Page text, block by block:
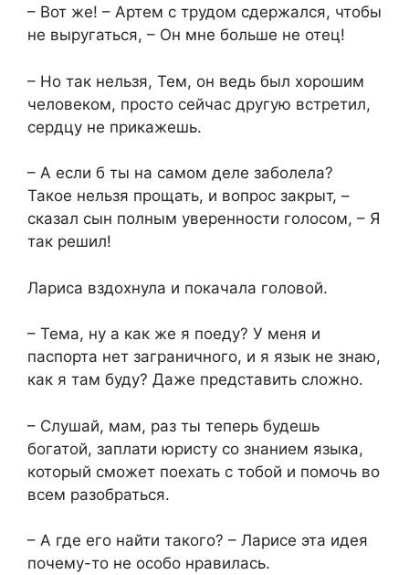
– Вот же! – Артем с трудом сдержался, чтобы
не выругаться, – Он мне больше не отец!
– Но так нельзя, Тем, он ведь был хорошим
человеком, просто сейчас другую встретил,
сердцу не прикажешь.
– А если б ты на самом деле заболела?
Такое нельзя прощать, и вопрос закрыт, –
сказал сын полным уверенности голосом, – Я
так решил!
Лариса вздохнула и покачала головой.
– Тема, ну а как же я поеду? У меня и
паспорта нет заграничного, и я язык не знаю,
как я там буду? Даже представить сложно.
– Слушай, мам, раз ты теперь будешь
богатой, заплати юристу со знанием языка,
который сможет поехать с тобой и помочь во
всем разобраться.
– А где его найти такого? – Ларисе эта идея
почему-то не особо нравилась.